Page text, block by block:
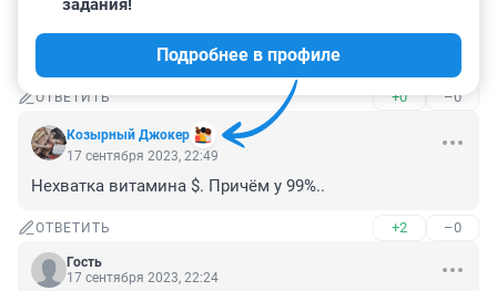
Гость
Издеваются, да??
ОТВЕТИТЬ +0 –0
Козырный Джокер
задания!
Подробнее в профиле
17 сентября 2023, 22:49
Нехватка витамина $. Причём у 99%..
ОТВЕТИТЬ +2 –0
Гость
17 сентября 2023, 22:24